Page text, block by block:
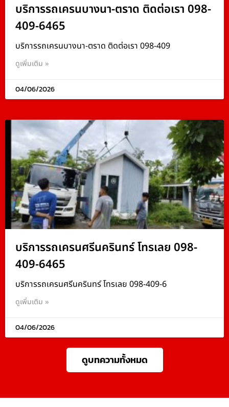
บริการรถเครนบางนา-ตราด ติดต่อเรา 098-
409-6465
บริการรถเครนบางนา-ตราด ติดต่อเรา 098-409
ดูเพิ่มเติม »
04/06/2026
บริการรถเครนศรีนครินทร์ โทรเลย 098-
409-6465
บริการรถเครนศรีนครินทร์ โทรเลย 098-409-6
ดูเพิ่มเติม »
04/06/2026
ดูบทความทั้งหมด